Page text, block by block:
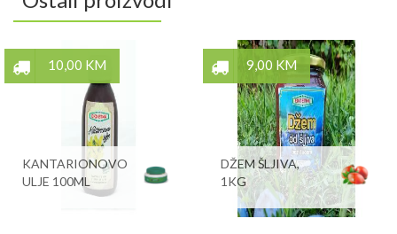
10,00 KM
KANTARIONOVO
ULJE 100ML
9,00 KM
DŽEM ŠLJIVA,
1KG